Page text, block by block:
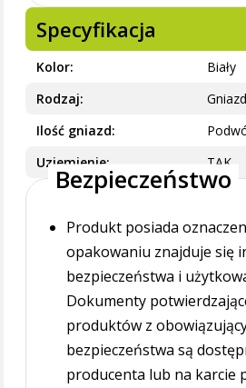
Specyfikacja
Kolor
Biały
Rodzaj
Ilość gniazd
Uziemienie
TAK
Bezpieczeństwo
Produkt posiada
opakowaniu znajduje się
bezpieczeństwa i
Dokumenty
produktów z
bezpieczeństwa są
producenta lub na karcie